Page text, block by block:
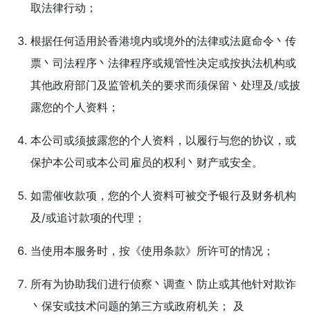
取法律行动；
根据任何适用於香港境内或境外的法律或法庭命令丶传
票丶司法程序丶法律程序或规管性决定或按执法机构或
其他政府部门及监管机关的要求而须保留丶处理及/或披
露您的个人资料；
本公司或须披露您的个人资料，以履行与您的协议，或
保护本公司或本公司雇员的权利丶财产或安全。
如需催收款项，您的个人资料可被交予银行及财务机构
及/或追讨款项的代理；
当使用本服务时，按《使用条款》所许可的情况；
所有为协助我们进行侦察丶调查丶防止或其他针对欺诈
丶保安或技术问题的第三方或政府机关； 及